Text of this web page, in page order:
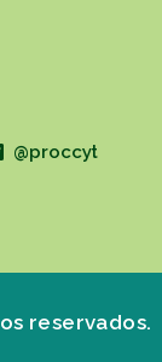
@proccyt
reservados.